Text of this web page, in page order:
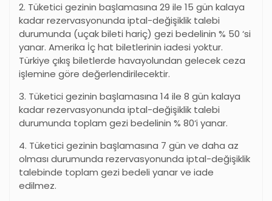
2. Tüketici gezinin başlamasına 29 ile 15 gün kalaya
kadar rezervasyonunda iptal-değişiklik talebi
durumunda (uçak bileti hariç) gezi bedelinin % 50 ‘si
yanar. Amerika İç hat biletlerinin iadesi yoktur.
Türkiye çıkış biletlerde havayolundan gelecek ceza
işlemine göre değerlendirilecektir.
3. Tüketici gezinin başlamasına 14 ile 8 gün kalaya
kadar rezervasyonunda iptal-değişiklik talebi
durumunda toplam gezi bedelinin % 80‘i yanar.
4. Tüketici gezinin başlamasına 7 gün ve daha az
olması durumunda rezervasyonunda iptal-değişiklik
talebinde toplam gezi bedeli yanar ve iade
edilmez.